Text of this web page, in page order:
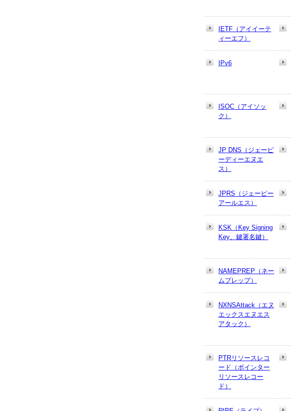
IETF（アイイーテ
ィーエフ）
IPv6
ISOC（アイソッ
ク）
JP DNS（ジェーピ
ーディーエヌエ
ス）
JPRS（ジェーピー
アールエス）
KSK（Key Signing
Key、鍵署名鍵）
NAMEPREP（ネー
ムプレップ）
NXNSAttack（エヌ
エックスエヌエス
アタック）
PTRリソースレコ
ード（ポインター
リソースレコー
ド）